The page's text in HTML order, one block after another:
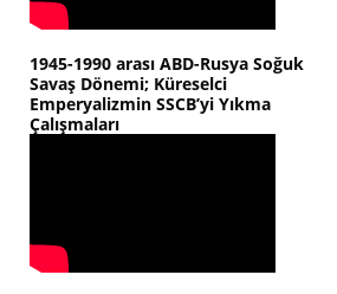
1945-1990 arası ABD-Rusya Soğuk
Savaş Dönemi; Küreselci
Emperyalizmin SSCB’yi Yıkma
Çalışmaları